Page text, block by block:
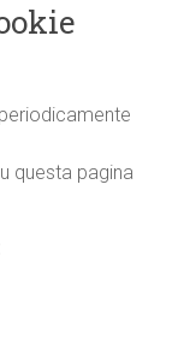
questa pagina